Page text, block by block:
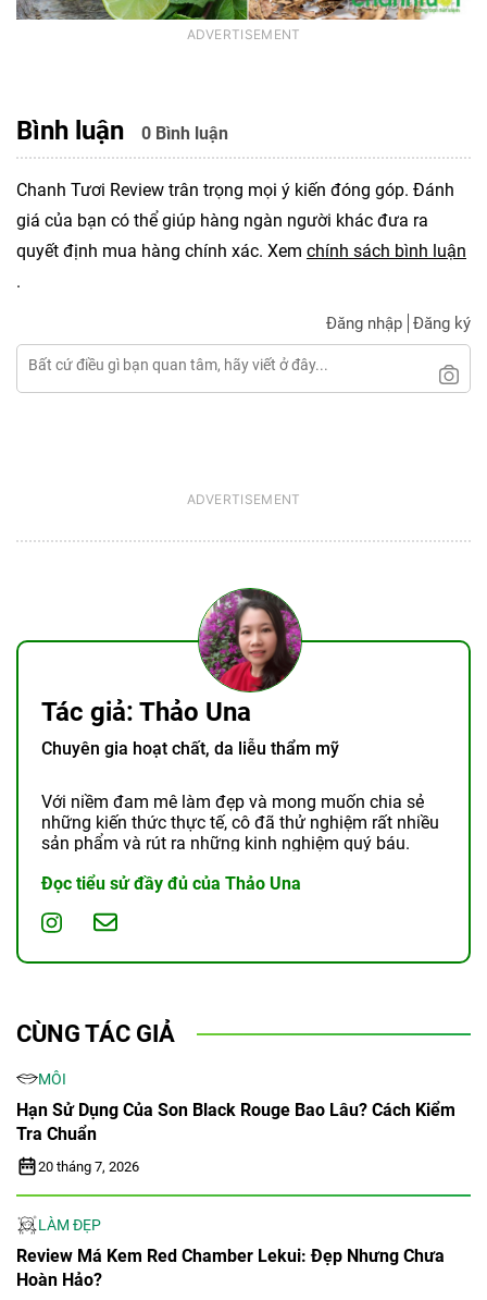
Bình luận 0 Bình luận
Chanh Tươi Review trân trọng mọi ý kiến đóng góp. Đánh
giá của bạn có thể giúp hàng ngàn người khác đưa ra
quyết định mua hàng chính xác. Xem chính sách bình luận
.
Đăng nhập Đăng ký
Tác giả: Thảo Una
Chuyên gia hoạt chất, da liễu thẩm mỹ
Với niềm đam mê làm đẹp và mong muốn chia sẻ
những kiến thức thực tế, cô đã thử nghiệm rất nhiều
sản phẩm và rút ra những kinh nghiệm quý báu.
Đọc tiểu sử đầy đủ của Thảo Una
CÙNG TÁC GIẢ
MÔI
Hạn Sử Dụng Của Son Black Rouge Bao Lâu? Cách Kiểm
Tra Chuẩn
20 tháng 7, 2026
LÀM ĐẸP
Review Má Kem Red Chamber Lekui: Đẹp Nhưng Chưa
Hoàn Hảo?